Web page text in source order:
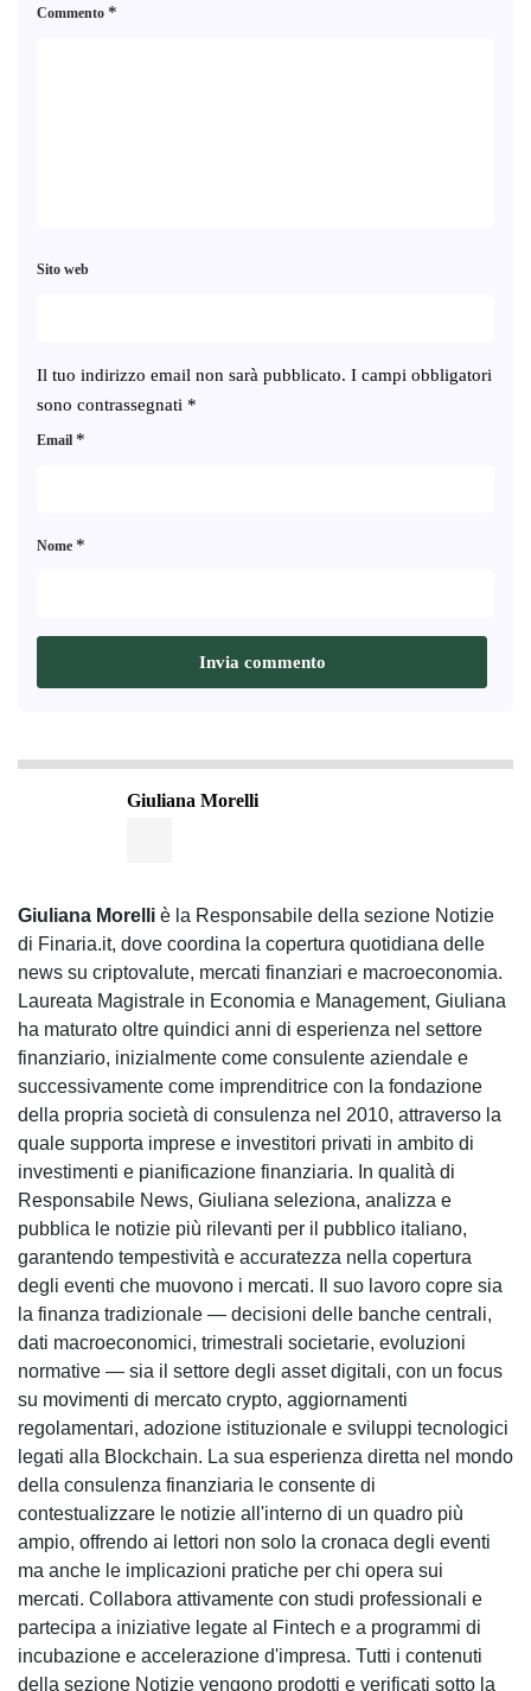
Il tuo indirizzo email non sarà pubblicato. I campi obbligatori
sono contrassegnati *
Commento *
Nome *
Email *
Sito web
Giuliana Morelli
Giuliana Morelli è la Responsabile della sezione Notizie
di Finaria.it, dove coordina la copertura quotidiana delle
news su criptovalute, mercati finanziari e macroeconomia.
Laureata Magistrale in Economia e Management, Giuliana
ha maturato oltre quindici anni di esperienza nel settore
finanziario, inizialmente come consulente aziendale e
successivamente come imprenditrice con la fondazione
della propria società di consulenza nel 2010, attraverso la
quale supporta imprese e investitori privati in ambito di
investimenti e pianificazione finanziaria. In qualità di
Responsabile News, Giuliana seleziona, analizza e
pubblica le notizie più rilevanti per il pubblico italiano,
garantendo tempestività e accuratezza nella copertura
degli eventi che muovono i mercati. Il suo lavoro copre sia
la finanza tradizionale — decisioni delle banche centrali,
dati macroeconomici, trimestrali societarie, evoluzioni
normative — sia il settore degli asset digitali, con un focus
su movimenti di mercato crypto, aggiornamenti
regolamentari, adozione istituzionale e sviluppi tecnologici
legati alla Blockchain. La sua esperienza diretta nel mondo
della consulenza finanziaria le consente di
contestualizzare le notizie all'interno di un quadro più
ampio, offrendo ai lettori non solo la cronaca degli eventi
ma anche le implicazioni pratiche per chi opera sui
mercati. Collabora attivamente con studi professionali e
partecipa a iniziative legate al Fintech e a programmi di
incubazione e accelerazione d'impresa. Tutti i contenuti
della sezione Notizie vengono prodotti e verificati sotto la